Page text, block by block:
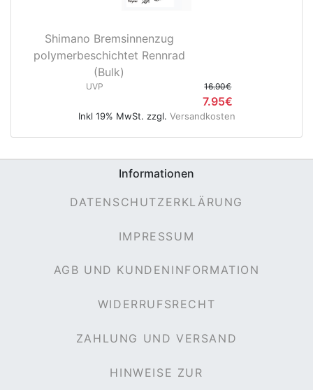
Shimano Bremsinnenzug
polymerbeschichtet Rennrad
(Bulk)
UVP 16.90€
7.95€
Inkl 19% MwSt. zzgl. Versandkosten
Informationen
DATENSCHUTZERKLÄRUNG
IMPRESSUM
AGB UND KUNDENINFORMATION
WIDERRUFSRECHT
ZAHLUNG UND VERSAND
HINWEISE ZUR